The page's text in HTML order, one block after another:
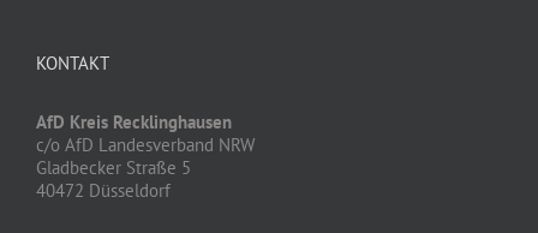
KONTAKT
AfD Kreis Recklinghausen
c/o AfD Landesverband NRW
Gladbecker Straße 5
40472 Düsseldorf